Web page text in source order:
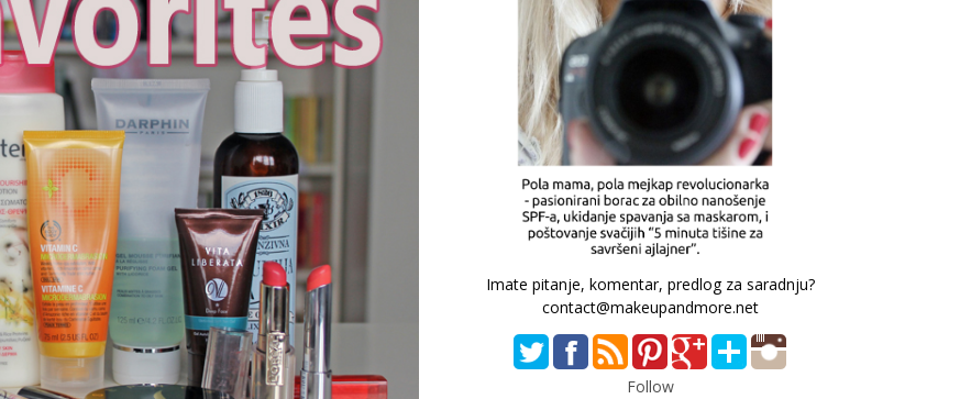
Imate pitanje, komentar, predlog za saradnju?
contact@makeupandmore.net
Follow